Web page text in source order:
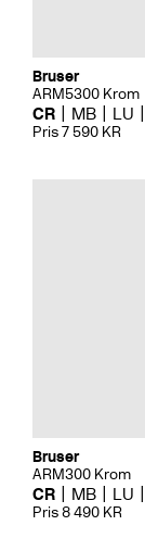
Bruser
ARM5300 Krom
CR MB LU
Pris 7 590 KR
Bruser
ARM300 Krom
CR MB LU
Pris 8 490 KR